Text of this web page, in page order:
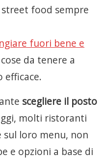
food sempre
fuori bene e
da tenere a
efficace.
scegliere il posto
molti ristoranti
loro menu, non
e opzioni a base di